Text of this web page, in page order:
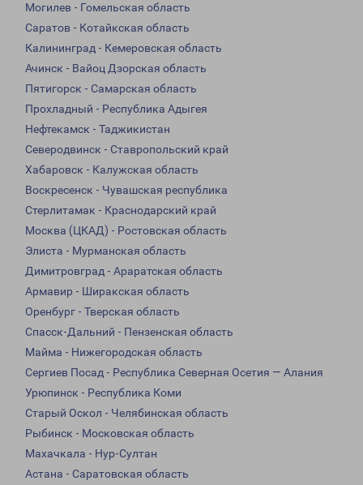
Могилев - Гомельская область
Саратов - Котайкская область
Калининград - Кемеровская область
Ачинск - Вайоц Дзорская область
Пятигорск - Самарская область
Прохладный - Республика Адыгея
Нефтекамск - Таджикистан
Северодвинск - Ставропольский край
Хабаровск - Калужская область
Воскресенск - Чувашская республика
Стерлитамак - Краснодарский край
Москва (ЦКАД) - Ростовская область
Элиста - Мурманская область
Димитровград - Араратская область
Армавир - Ширакская область
Оренбург - Тверская область
Спасск-Дальний - Пензенская область
Майма - Нижегородская область
Сергиев Посад - Республика Северная Осетия — Алания
Урюпинск - Республика Коми
Старый Оскол - Челябинская область
Рыбинск - Московская область
Махачкала - Нур-Султан
Астана - Саратовская область